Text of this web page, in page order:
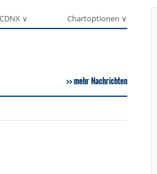
∨ Chartoptionen ∨
mehr Nachrichten